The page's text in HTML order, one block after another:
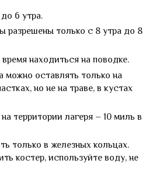
6 утра.
разрешены только с 8 утра до 8
находиться на поводке.
можно оставлять только на
но не на траве, в кустах
территории лагеря – 10 миль в
только в железных кольцах.
костер, используйте воду, не